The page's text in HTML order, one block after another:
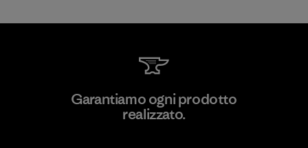
Kingwhale Industries Corp.
Garantiamo ogni prodotto
realizzato.